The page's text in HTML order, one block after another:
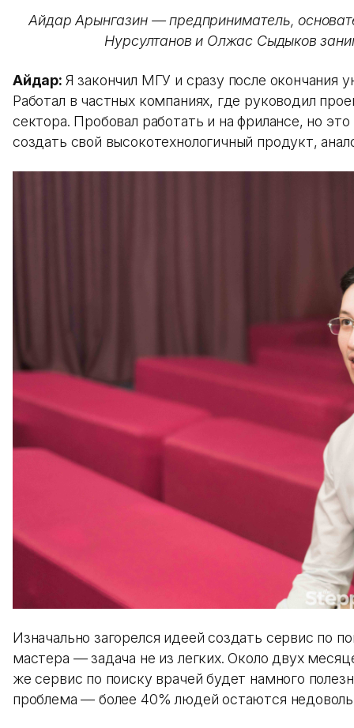
Айдар Арынгазин — предприниматель,
Нурсултанов и Олжас Сыдыков
Айдар: Я закончил МГУ и сразу после окончания
Работал в частных компаниях, где руководил
сектора. Пробовал работать и на фрилансе, но
создать свой высокотехнологичный продукт,
Изначально загорелся идеей создать сервис по
мастера — задача не из легких. Около двух
же сервис по поиску врачей будет намного
проблема — более 40% людей остаются